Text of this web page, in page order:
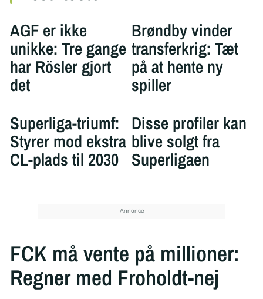
AGF er ikke
unikke: Tre gange
har Rösler gjort
det
Brøndby vinder
transferkrig: Tæt
på at hente ny
spiller
Superliga-triumf:
Styrer mod ekstra
CL-plads til 2030
Disse profiler kan
blive solgt fra
Superligaen
FCK må vente på millioner:
Regner med Froholdt-nej